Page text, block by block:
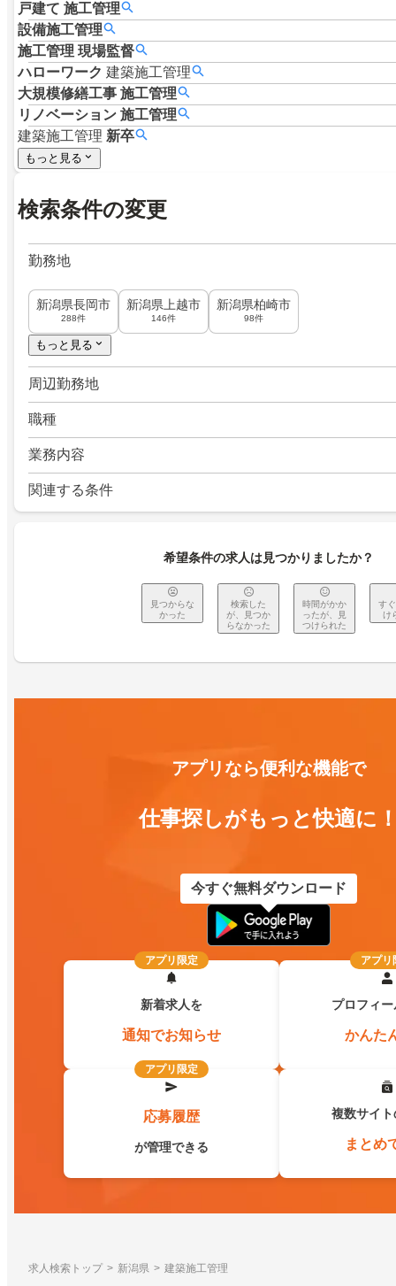
戸建て 施工管理
設備施工管理
施工管理 現場監督
ハローワーク 建築施工管理
大規模修繕工事 施工管理
リノベーション 施工管理
建築施工管理 新卒
もっと見る
検索条件の変更
勤務地
新潟県長岡市
288件
新潟県上越市
146件
新潟県柏崎市
98件
もっと見る
周辺勤務地
職種
業務内容
関連する条件
希望条件の求人は見つかりましたか？
見つからな
かった
検索した
が、見つか
らなかった
時間がかか
ったが、見
つけられた
す
け
アプリなら便利な機能で
仕事探しがもっと快適に
今すぐ無料ダウンロード
アプリ限定
新着求人を
通知でお知らせ
アプリ
プロフィ
かんた
アプリ限定
応募履歴
が管理できる
複数サイ
まとめ
求人検索トップ 新潟県 建築施工管理